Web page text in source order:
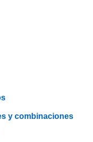
y combinaciones